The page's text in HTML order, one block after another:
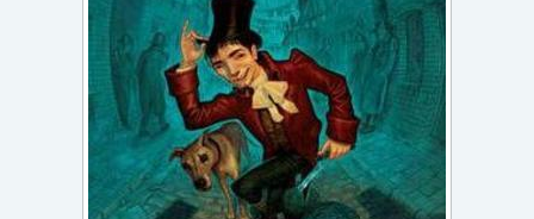
Ваучери
Контакти
Вход